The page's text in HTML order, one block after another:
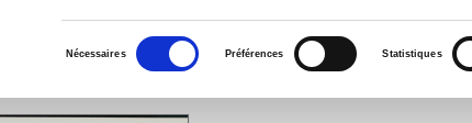
consentement
Nécessaires Préférences Statistiques